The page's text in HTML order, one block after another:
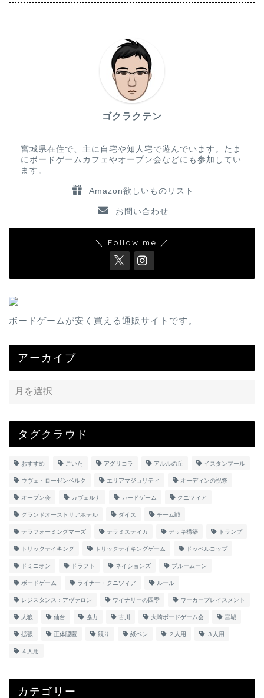
ゴクラクテン
宮城県在住で、主に自宅や知人宅で遊んでいます。たま
にボードゲームカフェやオープン会などにも参加してい
ます。
Amazon欲しいものリスト
お問い合わせ
＼ Follow me ／
ボードゲームが安く買える通販サイトです。
アーカイブ
タグクラウド
おすすめ ごいた アグリコラ アルルの丘 イスタンブール
ウヴェ・ローゼンベルク エリアマジョリティ オーディンの祝祭
オープン会 カヴェルナ カードゲーム クニツィア
グランドオーストリアホテル ダイス チーム戦
テラフォーミングマーズ テラミスティカ デッキ構築 トランプ
トリックテイキング トリックテイキングゲーム ドッペルコップ
ドミニオン ドラフト ネイションズ ブルームーン
ボードゲーム ライナー・クニツィア ルール
レジスタンス：アヴァロン ワイナリーの四季 ワーカープレイスメント
人狼 仙台 協力 古川 大崎ボードゲーム会 宮城
拡張 正体隠匿 競り 紙ペン ２人用 ３人用
４人用
カテゴリー